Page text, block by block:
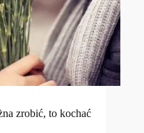
zrobić, to kochać